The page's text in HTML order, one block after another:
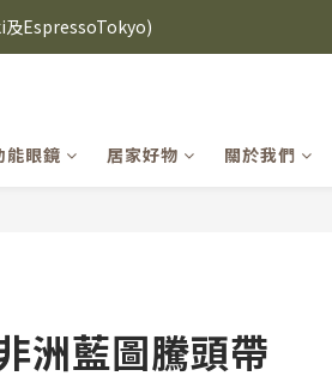
及EspressoTokyo)
及EspressoTokyo)
能眼鏡 居家好物 關於我們
洲藍圖騰頭帶